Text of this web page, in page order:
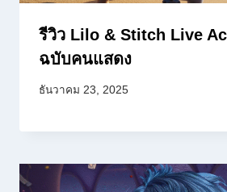
รีวิว Lilo & Stitch Live
ฉบับคนแสดง
ธันวาคม 23, 2025